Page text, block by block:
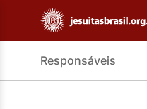
Responsáveis